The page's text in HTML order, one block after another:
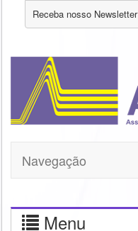
Receba nosso Newsletter
Navegação
Menu